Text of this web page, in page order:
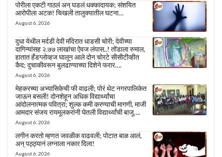
पोरीला एकटी गाठलं अन् घडलं धक्कादायक; संशयित
आरोपीला अटक! चिखली तालुक्यातील घटना…
August 6, 2026
दुधा येथील मर्दडी देवी मंदिरात धाडसी चोरी; देवीच्या
दागिन्यांसह २.७७ लाखांचा ऐवज लंपास..! तोंडाला रुमाल,
हातात हँडग्लोव्हज घालून आले दोन चोरटे सीसीटीव्हीत
कैद; दुचाकीवरून बुलढाण्याच्या दिशेने फरार….
August 6, 2026
मेहकरच्या अभ्यासिकेची फी वाढली; पोरं थेट नगरपालिकेत
जाऊन बसली! दोनशेहून अधिक विद्यार्थ्यांचा
आंदोलनात्मक पवित्रा; शुल्क कमी करण्याची मागणी, माजी
आमदार संजय रायमूलकरांनी घेतली विद्यार्थ्यांची बाजू….
August 6, 2026
लगीन करतो म्हणत जवळीक वाढवली; पोटात बाळ आलं,
अन् पठ्ठ्यानं लग्नाला नकार दिला!
August 6, 2026